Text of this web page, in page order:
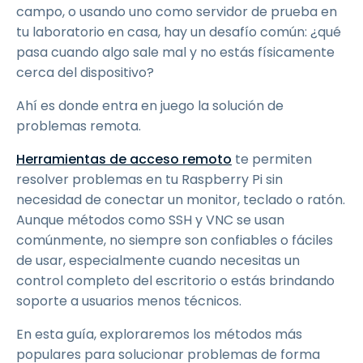
campo, o usando uno como servidor de prueba en
tu laboratorio en casa, hay un desafío común: ¿qué
pasa cuando algo sale mal y no estás físicamente
cerca del dispositivo?
Ahí es donde entra en juego la solución de
problemas remota.
Herramientas de acceso remoto te permiten
resolver problemas en tu Raspberry Pi sin
necesidad de conectar un monitor, teclado o ratón.
Aunque métodos como SSH y VNC se usan
comúnmente, no siempre son confiables o fáciles
de usar, especialmente cuando necesitas un
control completo del escritorio o estás brindando
soporte a usuarios menos técnicos.
En esta guía, exploraremos los métodos más
populares para solucionar problemas de forma